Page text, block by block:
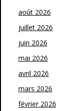
août 2026
juillet 2026
juin 2026
mai 2026
avril 2026
mars 2026
février 2026